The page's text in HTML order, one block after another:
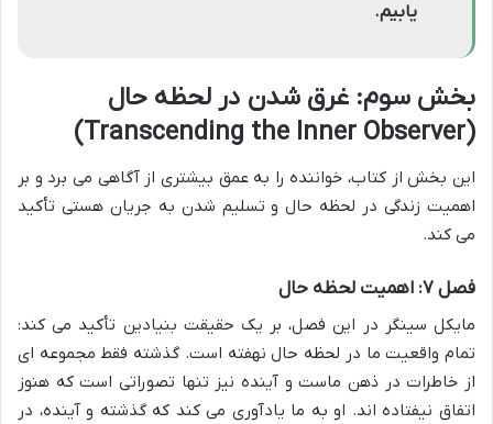
یابیم.
بخش سوم: غرق شدن در لحظه حال
(Transcending the Inner Observer)
این بخش از کتاب، خواننده را به عمق بیشتری از آگاهی می برد و بر
اهمیت زندگی در لحظه حال و تسلیم شدن به جریان هستی تأکید
می کند.
فصل ۷: اهمیت لحظه حال
مایکل سینگر در این فصل، بر یک حقیقت بنیادین تأکید می کند:
تمام واقعیت ما در لحظه حال نهفته است. گذشته فقط مجموعه ای
از خاطرات در ذهن ماست و آینده نیز تنها تصوراتی است که هنوز
اتفاق نیفتاده اند. او به ما یادآوری می کند که گذشته و آینده، در